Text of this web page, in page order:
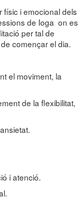
físic i emocional dels
de Ioga on es
per tal de
començar el dia.
el moviment, la
de la flexibilitat,
i atenció.